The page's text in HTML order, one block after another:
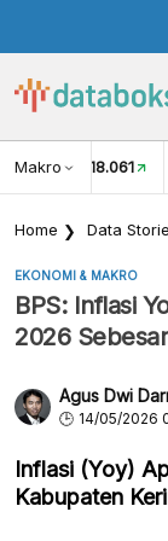
Makro
USD/IDR 18.061
Home Data
EKONOMI & MAKRO
BPS: Inflasi
2026
Agus Dwi
14/05/2026
Inflasi (Yoy)
Kabupaten